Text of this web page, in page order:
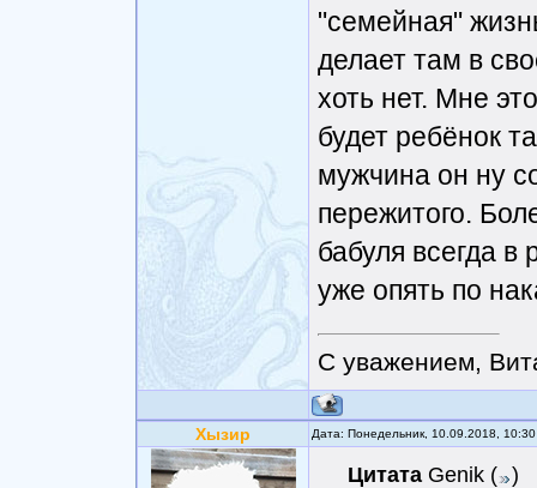
"семейная"
делает там в
хоть нет. Мне
будет ребёнок
мужчина он ну
пережитого.
бабуля всегда в
уже опять по
С уважением,
Хызир Дата: Понедельник, 10.09.2018,
Цитата Genik ( )